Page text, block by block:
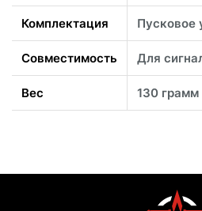
Комплектация Пусковое
Совместимость Для
Вес 130 грамм